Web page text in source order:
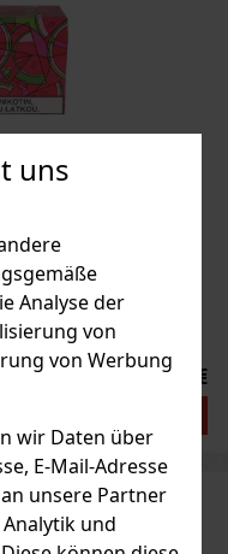
uns
Analyse der
von
von Werbung
wir Daten über
E-Mail-Adresse
unsere Partner
und
náplň
mit
Verwendung mit dem
20 Nachfüllungen. Der
35.80 €